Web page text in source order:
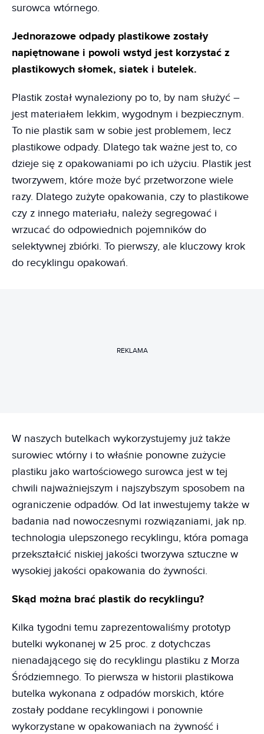
surowca wtórnego.
Jednorazowe odpady plastikowe zostały
napiętnowane i powoli wstyd jest korzystać z
plastikowych słomek, siatek i butelek.
Plastik został wynaleziony po to, by nam służyć –
jest materiałem lekkim, wygodnym i bezpiecznym.
To nie plastik sam w sobie jest problemem, lecz
plastikowe odpady. Dlatego tak ważne jest to, co
dzieje się z opakowaniami po ich użyciu. Plastik jest
tworzywem, które może być przetworzone wiele
razy. Dlatego zużyte opakowania, czy to plastikowe
czy z innego materiału, należy segregować i
wrzucać do odpowiednich pojemników do
selektywnej zbiórki. To pierwszy, ale kluczowy krok
do recyklingu opakowań.
REKLAMA
W naszych butelkach wykorzystujemy już także
surowiec wtórny i to właśnie ponowne zużycie
plastiku jako wartościowego surowca jest w tej
chwili najważniejszym i najszybszym sposobem na
ograniczenie odpadów. Od lat inwestujemy także w
badania nad nowoczesnymi rozwiązaniami, jak np.
technologia ulepszonego recyklingu, która pomaga
przekształcić niskiej jakości tworzywa sztuczne w
wysokiej jakości opakowania do żywności.
Skąd można brać plastik do recyklingu?
Kilka tygodni temu zaprezentowaliśmy prototyp
butelki wykonanej w 25 proc. z dotychczas
nienadającego się do recyklingu plastiku z Morza
Śródziemnego. To pierwsza w historii plastikowa
butelka wykonana z odpadów morskich, które
zostały poddane recyklingowi i ponownie
wykorzystane w opakowaniach na żywność i